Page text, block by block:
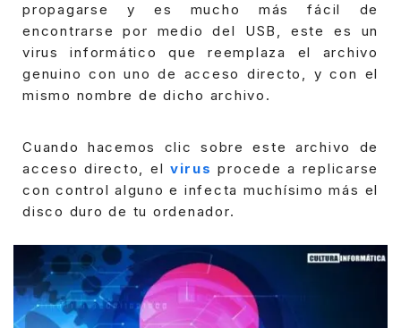
propagarse y es mucho más fácil de
encontrarse por medio del USB, este es un
virus informático que reemplaza el archivo
genuino con uno de acceso directo, y con el
mismo nombre de dicho archivo.
Cuando hacemos clic sobre este archivo de
acceso directo, el virus procede a replicarse
con control alguno e infecta muchísimo más el
disco duro de tu ordenador.